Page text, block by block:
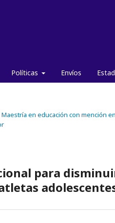
Políticas Envíos
Maestría en educación con
para